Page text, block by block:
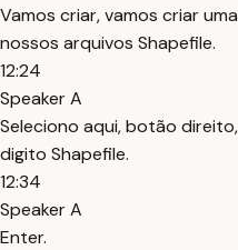
Vamos criar, vamos criar
nossos arquivos Shapefile.
12:24
Speaker A
Seleciono aqui, botão
digito Shapefile.
12:34
Speaker A
Enter.